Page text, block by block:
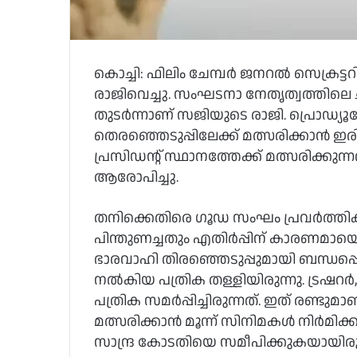
കൊച്ചി: ഫിലിം ചേമ്പർ ജനറൽ
രാജിവെച്ചു. സംഘടനാ
തുടർന്നാണ് സജിയുടെ രാജി.
തെരഞ്ഞെടുപ്പിലേക്ക് മത്സരിക്കാൻ
പ്രസിഡന്റ്‌ സ്ഥാനത്തേക്ക്
ആരോപിച്ചു.
തനിക്കെതിരെ ഗൂഡ സംഘം
പിന്തുണച്ചതും എതിർപ്പിന്
ഭാരവാഹി തിരഞ്ഞെടുപ്പുമായി
നൽകിയ പത്രിക തള്ളിയിരുന്നു.
പത്രിക സമർപ്പിച്ചിരുന്നത്. ഇത്
മത്സരിക്കാൻ മൂന്ന് സിനിമകൾ
സാന്ദ്ര കോടതിയെ